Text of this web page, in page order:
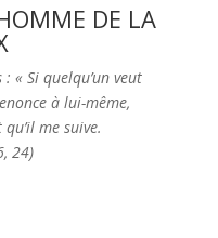
DE LA
« Si quelqu’un veut
à lui-même,
me suive.
24)